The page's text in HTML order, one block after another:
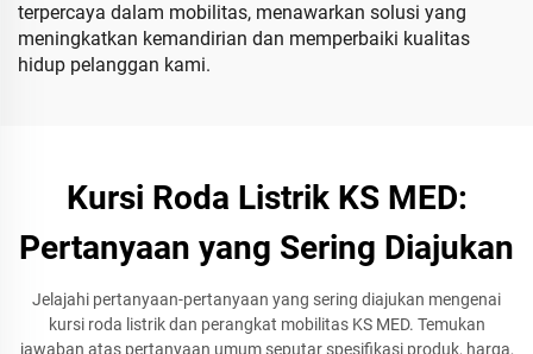
terpercaya dalam mobilitas, menawarkan solusi yang
meningkatkan kemandirian dan memperbaiki kualitas
hidup pelanggan kami.
Kursi Roda Listrik KS MED:
Pertanyaan yang Sering Diajukan
Jelajahi pertanyaan-pertanyaan yang sering diajukan mengenai
kursi roda listrik dan perangkat mobilitas KS MED. Temukan
jawaban atas pertanyaan umum seputar spesifikasi produk, harga,